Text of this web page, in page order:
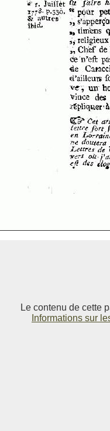
Le contenu de cette
Informations sur